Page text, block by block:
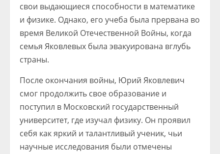
свои выдающиеся способности в математике
и физике. Однако, его учеба была прервана во
время Великой Отечественной Войны, когда
семья Яковлевых была эвакуирована вглубь
страны.
После окончания войны, Юрий Яковлевич
смог продолжить свое образование и
поступил в Московский государственный
университет, где изучал физику. Он проявил
себя как яркий и талантливый ученик, чьи
научные исследования были отмечены